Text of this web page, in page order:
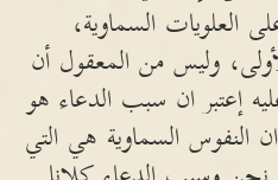
العلويات السماوية،
وليس من المعقول أن
إعتبر ان سبب الدعاء هو
السماوية هي التي